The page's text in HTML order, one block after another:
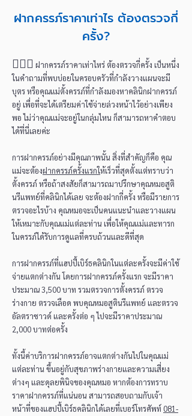
ฝากครรภ์ราคาเท่าไร ต้องตรวจกี่
ครั้ง?
👩🏻‍⚕️ ฝากครรภ์ราคาเท่าไหร่ ต้องตรวจกี่ครั้ง เป็นหนึ่ง
ในคำถามที่พบบ่อยในครอบครัวที่กำลังวางแผนจะมี
บุตร หรือคุณแม่ตั้งครรภ์ที่กำลังมองหาคลินิกฝากครรภ์
อยู่ เพื่อที่จะได้เตรียมค่าใช้จ่ายล่วงหน้าไว้อย่างเพียง
พอ ไม่ว่าคุณแม่จะอยู่ในกลุ่มไหน ก็สามารถหาคำตอบ
ได้ที่นี่เลยค่ะ
การฝากครรภ์อย่างมีคุณภาพนั้น สิ่งที่สำคัญก็คือ คุณ
แม่จะต้องฝากครรภ์ครั้งแรกให้เร็วที่สุดตั้งแต่ทราบว่า
ตั้งครรภ์ หรือถ้าสงสัยก็สามารถมาปรึกษาคุณหมอสูติ
นรีแพทย์ที่คลินิกได้เลย จะต้องฝากกี่ครั้ง หรือมีรายการ
ตรวจอะไรบ้าง คุณหมอจะเป็นคนแนะนำและวางแผน
ให้เหมาะกับคุณแม่แต่ละท่าน เพื่อให้คุณแม่และทารก
ในครรภ์ได้รับการดูแลที่ครบถ้วนและดีที่สุด
การฝากครรภ์ที่แฮปปี้เบิร์ธคลินิกในแต่ละครั้งจะมีค่าใช้
จ่ายแตกต่างกัน โดยการฝากครรภ์ครั้งแรก จะมีราคา
ประมาณ 3,500 บาท รวมตรวจการตั้งครรภ์ ตรวจ
ร่างกาย ตรวจเลือด พบคุณหมอสูตินรีแพทย์ และตรวจ
อัลตราซาวด์ และครั้งต่อ ๆ ไปจะมีราคาประมาณ
2,000 บาทต่อครั้ง
ทั้งนี้ค่าบริการฝากครรภ์อาจแตกต่างกันไปในคุณแม่
แต่ละท่าน ขึ้นอยู่กับสุขภาพร่างกายและความเสี่ยง
ต่างๆ และดุลยพินิจของคุณหมอ หากต้องการทราบ
ราคาฝากครรภ์ที่แน่นอน สามารถสอบถามกับเจ้า
หน้าที่ของแฮปปี้เบิร์ธคลินิกได้เลยที่เบอร์โทรศัพท์081-